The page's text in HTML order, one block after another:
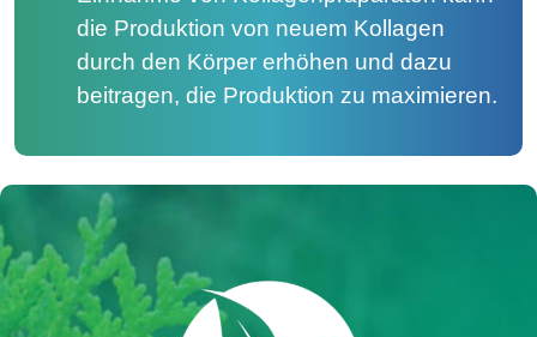
die Produktion von neuem Kollagen
durch den Körper erhöhen und dazu
beitragen, die Produktion zu maximieren.